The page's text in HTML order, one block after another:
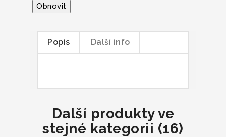
Popis Další info
Další produkty ve
stejné kategorii (16)